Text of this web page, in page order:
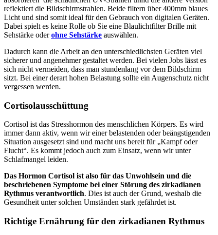
reflektiert die Bildschirmstrahlen. Beide filtern über 400mm blaues
Licht und sind somit ideal für den Gebrauch von digitalen Geräten.
Dabei spielt es keine Rolle ob Sie eine Blaulichtfilter Brille mit
Sehstärke oderohne Sehstärke auswählen.
Dadurch kann die Arbeit an den unterschiedlichsten Geräten viel
sicherer und angenehmer gestaltet werden. Bei vielen Jobs lässt es
sich nicht vermeiden, dass man stundenlang vor dem Bildschirm
sitzt. Bei einer derart hohen Belastung sollte ein Augenschutz nicht
vergessen werden.
Cortisolausschüttung
Cortisol ist das Stresshormon des menschlichen Körpers. Es wird
immer dann aktiv, wenn wir einer belastenden oder beängstigenden
Situation ausgesetzt sind und macht uns bereit für „Kampf oder
Flucht“. Es kommt jedoch auch zum Einsatz, wenn wir unter
Schlafmangel leiden.
Das Hormon Cortisol ist also für das Unwohlsein und die
beschriebenen Symptome bei einer Störung des zirkadianen
Rythmus verantwortlich. Dies ist auch der Grund, weshalb die
Gesundheit unter solchen Umständen stark gefährdet ist.
Richtige Ernährung für den zirkadianen Rythmus